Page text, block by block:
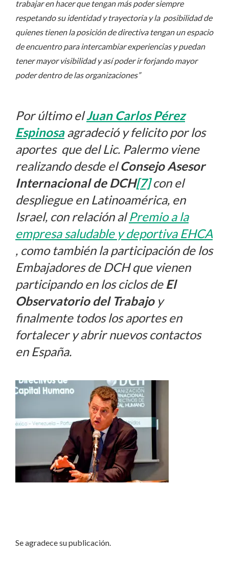
trabajar en hacer que tengan más poder siempre
respetando su identidad y trayectoria y la posibilidad de
quienes tienen la posición de directiva tengan un espacio
de encuentro para intercambiar experiencias y puedan
tener mayor visibilidad y así poder ir forjando mayor
poder dentro de las organizaciones”
Por último elJuan Carlos Pérez
Espinosaagradeció y felicito por los
aportes que del Lic. Palermo viene
realizando desde elConsejo Asesor
Internacional de DCH[7]con el
despliegue en Latinoamérica, en
Israel, con relación alPremio a la
empresa saludable y deportiva EHCA
, como también la participación de los
Embajadores de DCH que vienen
participando en los ciclos de El
Observatorio del Trabajoy
finalmente todos los aportes en
fortalecer y abrir nuevos contactos
en España.
Se agradece su publicación.